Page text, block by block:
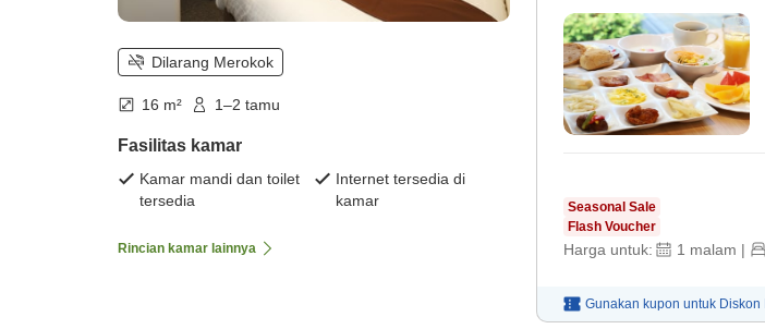
Dilarang Merokok
16 m² 1–2 tamu
Fasilitas kamar
Kamar mandi dan toilet
tersedia
Internet tersedia di
kamar
Rincian kamar lainnya
Seasonal Sale
Flash Voucher
Harga untuk: 1 malam |
Gunakan kupon untuk Diskon